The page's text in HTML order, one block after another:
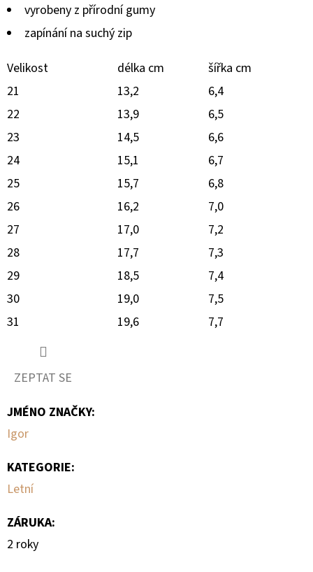
hvězdiček.
vyrobeny z přírodní gumy
zapínání na suchý zip
Velikost
délka cm
šířka cm
21
13,2
6,4
22
13,9
6,5
23
14,5
6,6
24
15,1
6,7
25
15,7
6,8
26
16,2
7,0
27
17,0
7,2
28
17,7
7,3
29
18,5
7,4
30
19,0
7,5
31
19,6 7,7
ZEPTAT SE
JMÉNO ZNAČKY:
Igor
KATEGORIE:
Letní
ZÁRUKA:
2 roky